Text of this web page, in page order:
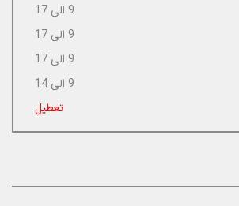
9 الی 17
9 الی 17
9 الی 17
9 الی 14
تعطیل